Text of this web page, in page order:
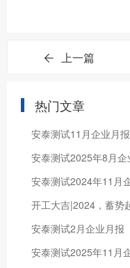
上一篇
热门文章
安泰测试11月企业月报
安泰测试2025年8月企
安泰测试2024年11月
开工大吉|2024，蓄势
安泰测试2月企业月报
安泰测试2025年11月